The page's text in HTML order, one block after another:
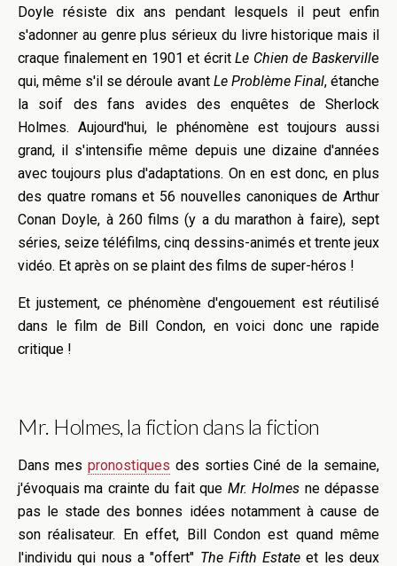
Doyle résiste dix ans pendant lesquels il peut enfin
s'adonner au genre plus sérieux du livre historique mais il
craque finalement en 1901 et écritLe Chien de Baskerville
qui, même s'il se déroule avant Le Problème Final, étanche
la soif des fans avides des enquêtes de Sherlock
Holmes. Aujourd'hui, le phénomène est toujours aussi
grand, il s'intensifie même depuis une dizaine d'années
avec toujours plus d'adaptations. On en est donc, en plus
des quatre romans et 56 nouvelles canoniques de Arthur
Conan Doyle, à 260 films (y a du marathon à faire), sept
séries, seize téléfilms, cinq dessins-animés et trente jeux
vidéo. Et après on se plaint des films de super-héros !
Et justement, ce phénomène d'engouement est réutilisé
dans le film de Bill Condon, en voici donc une rapide
critique !
Mr. Holmes, la fiction dans la fiction
Dans mes pronostiques des sorties Ciné de la semaine,
j'évoquais ma crainte du fait que Mr. Holmes ne dépasse
pas le stade des bonnes idées notamment à cause de
son réalisateur. En effet, Bill Condon est quand même
l'individu qui nous a "offert" The Fifth Estate et les deux